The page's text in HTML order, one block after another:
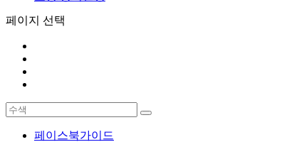
페이지 선택
페이스북가이드